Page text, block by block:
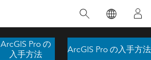
イノベーションへの取り
組み
注目
ArcGIS Pro の
入手方法
ArcGIS Pro の入手方法